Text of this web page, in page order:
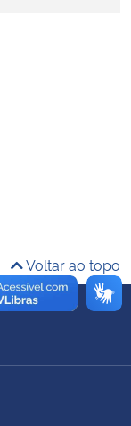
Voltar ao topo